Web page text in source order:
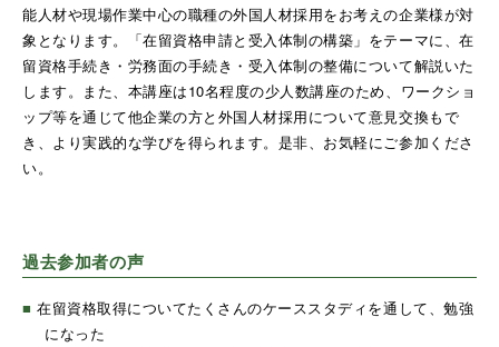
能人材や現場作業中心の職種の外国人材採用をお考えの企業様が対
象となります。「在留資格申請と受入体制の構築」をテーマに、在
留資格手続き・労務面の手続き・受入体制の整備について解説いた
します。また、本講座は10名程度の少人数講座のため、ワークショ
ップ等を通じて他企業の方と外国人材採用について意見交換もで
き、より実践的な学びを得られます。是非、お気軽にご参加くださ
い。
過去参加者の声
■在留資格取得についてたくさんのケーススタディを通して、勉強
になった